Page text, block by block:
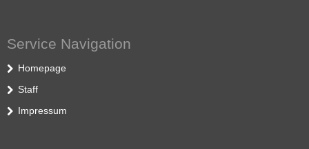
Service Navigation
Homepage
Staff
Impressum